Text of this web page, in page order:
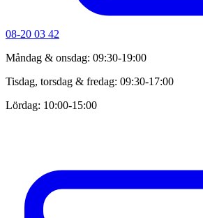
08-20 03 42
Måndag & onsdag: 09:30-19:00
Tisdag, torsdag & fredag: 09:30-17:00
Lördag: 10:00-15:00